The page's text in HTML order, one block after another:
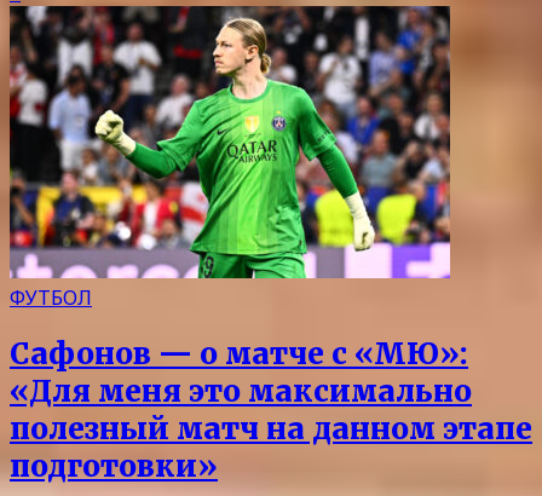
ФУТБОЛ
Сафонов — о матче с «МЮ»:
«Для меня это максимально
полезный матч на данном этапе
подготовки»